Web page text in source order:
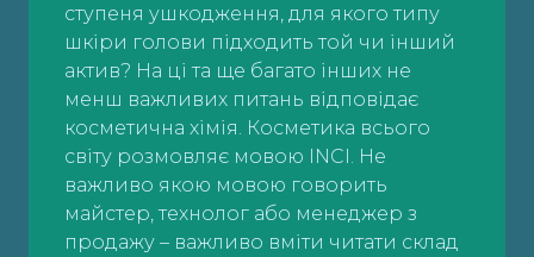
ступеня ушкодження, для якого типу
шкіри голови підходить той чи інший
актив? На ці та ще багато інших не
менш важливих питань відповідає
косметична хімія. Косметика всього
світу розмовляє мовою INCI. Не
важливо якою мовою говорить
майстер, технолог або менеджер з
продажу – важливо вміти читати склад